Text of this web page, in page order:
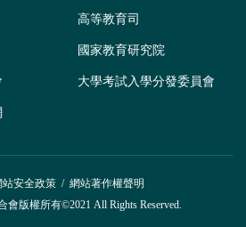
高等教育司
國家教育研究院
大學考試入學分發委員會
安全政策/ 網站著作權聲明
會版權所有©2021 All Rights Reserved.